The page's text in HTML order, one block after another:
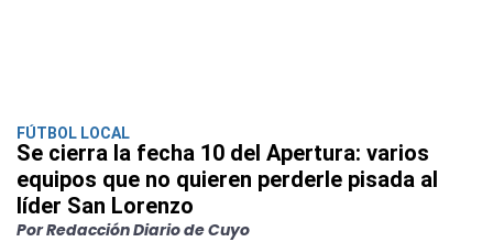
FÚTBOL LOCAL
Se cierra la fecha 10 del Apertura: varios
equipos que no quieren perderle pisada al
líder San Lorenzo
Por Redacción Diario de Cuyo